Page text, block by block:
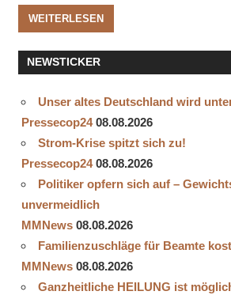
WEITERLESEN
NEWSTICKER
Unser altes Deutschland wird
Pressecop24 08.08.2026
Strom-Krise spitzt sich zu!
Pressecop24 08.08.2026
Politiker opfern sich auf –
unvermeidlich
MMNews 08.08.2026
Familienzuschläge für Beamte
MMNews 08.08.2026
Ganzheitliche HEILUNG ist